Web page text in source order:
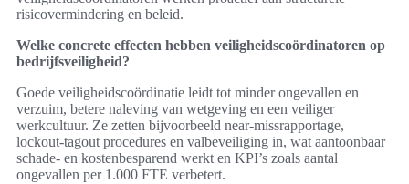
risicovermindering en beleid.
Welke concrete effecten hebben veiligheidscoördinatoren op
bedrijfsveiligheid?
Goede veiligheidscoördinatie leidt tot minder ongevallen en
verzuim, betere naleving van wetgeving en een veiliger
werkcultuur. Ze zetten bijvoorbeeld near-missrapportage,
lockout-tagout procedures en valbeveiliging in, wat aantoonbaar
schade- en kostenbesparend werkt en KPI’s zoals aantal
ongevallen per 1.000 FTE verbetert.